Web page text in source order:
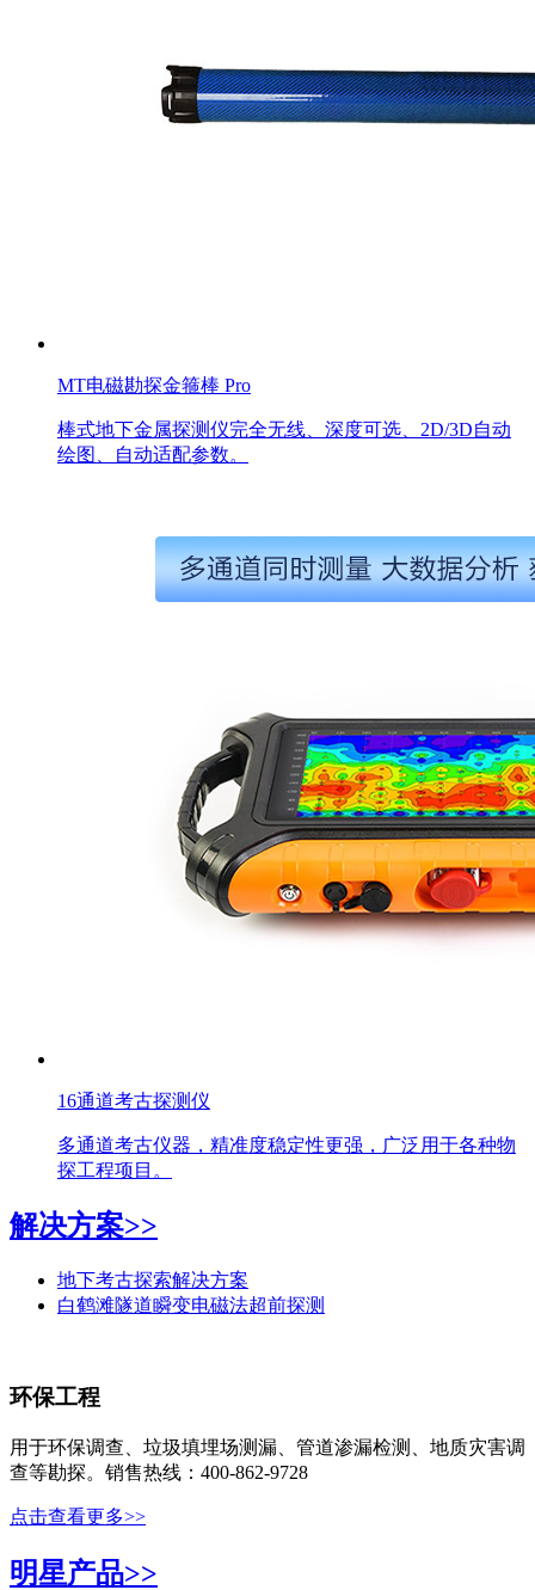
MT电磁勘探金箍棒 Pro
棒式地下金属探测仪完全无线、深度可选、2D/3D自动
绘图、自动适配参数。
16通道考古探测仪
多通道考古仪器，精准度稳定性更强，广泛用于各种物
探工程项目。
解决方案>>
地下考古探索解决方案
白鹤滩隧道瞬变电磁法超前探测
环保工程
用于环保调查、垃圾填埋场测漏、管道渗漏检测、地质灾害调
查等勘探。销售热线：400-862-9728
点击查看更多>>
明星产品>>